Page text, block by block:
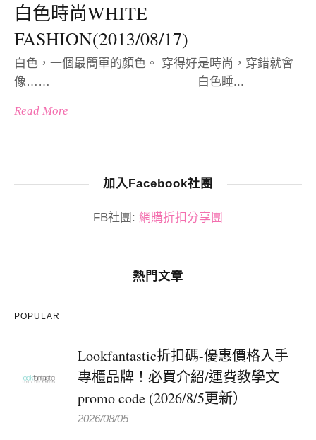
白色時尚WHITE
FASHION(2013/08/17)
白色，一個最簡單的顏色。 穿得好是時尚，穿錯就會
像…… 白色睡...
Read More
加入Facebook社團
FB社團: 網購折扣分享團
熱門文章
POPULAR
Lookfantastic折扣碼-優惠價格入手
專櫃品牌！必買介紹/運費教學文
promo code (2026/8/5更新）
2026/08/05